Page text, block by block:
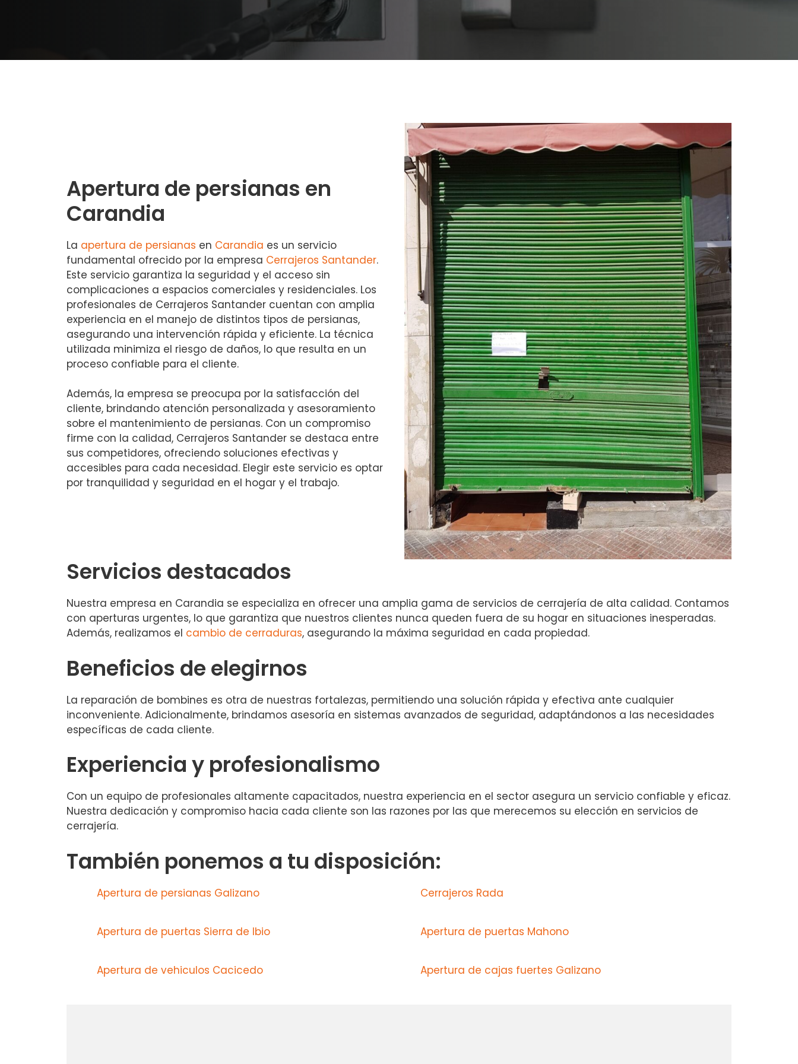
Apertura de persianas en
Carandia
La apertura de persianas en Carandia es un servicio
fundamental ofrecido por la empresa Cerrajeros Santander.
Este servicio garantiza la seguridad y el acceso sin
complicaciones a espacios comerciales y residenciales. Los
profesionales de Cerrajeros Santander cuentan con amplia
experiencia en el manejo de distintos tipos de persianas,
asegurando una intervención rápida y eficiente. La técnica
utilizada minimiza el riesgo de daños, lo que resulta en un
proceso confiable para el cliente.
Además, la empresa se preocupa por la satisfacción del
cliente, brindando atención personalizada y asesoramiento
sobre el mantenimiento de persianas. Con un compromiso
firme con la calidad, Cerrajeros Santander se destaca entre
sus competidores, ofreciendo soluciones efectivas y
accesibles para cada necesidad. Elegir este servicio es optar
por tranquilidad y seguridad en el hogar y el trabajo.
Servicios destacados
Nuestra empresa en Carandia se especializa en ofrecer una amplia gama de servicios de cerrajería de alta calidad. Contamos
con aperturas urgentes, lo que garantiza que nuestros clientes nunca queden fuera de su hogar en situaciones inesperadas.
Además, realizamos el cambio de cerraduras, asegurando la máxima seguridad en cada propiedad.
Beneficios de elegirnos
La reparación de bombines es otra de nuestras fortalezas, permitiendo una solución rápida y efectiva ante cualquier
inconveniente. Adicionalmente, brindamos asesoría en sistemas avanzados de seguridad, adaptándonos a las necesidades
específicas de cada cliente.
Experiencia y profesionalismo
Con un equipo de profesionales altamente capacitados, nuestra experiencia en el sector asegura un servicio confiable y eficaz.
Nuestra dedicación y compromiso hacia cada cliente son las razones por las que merecemos su elección en servicios de
cerrajería.
También ponemos a tu disposición:
Apertura de persianas Galizano Cerrajeros Rada
Apertura de puertas Sierra de Ibio Apertura de puertas Mahono
Apertura de vehiculos Cacicedo Apertura de cajas fuertes Galizano